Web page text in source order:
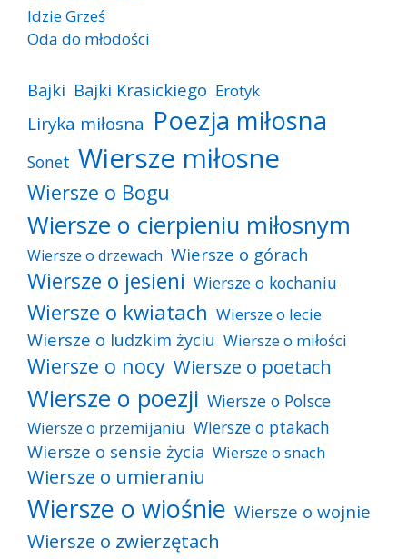
Idzie Grześ
Oda do młodości
Bajki Bajki Krasickiego Erotyk
Liryka miłosna Poezja miłosna
Sonet Wiersze miłosne
Wiersze o Bogu
Wiersze o cierpieniu miłosnym
Wiersze o drzewach Wiersze o górach
Wiersze o jesieni Wiersze o kochaniu
Wiersze o kwiatach Wiersze o lecie
Wiersze o ludzkim życiu Wiersze o miłości
Wiersze o nocy Wiersze o poetach
Wiersze o poezji Wiersze o Polsce
Wiersze o przemijaniu Wiersze o ptakach
Wiersze o sensie życia Wiersze o snach
Wiersze o umieraniu
Wiersze o wiośnie Wiersze o wojnie
Wiersze o zwierzętach